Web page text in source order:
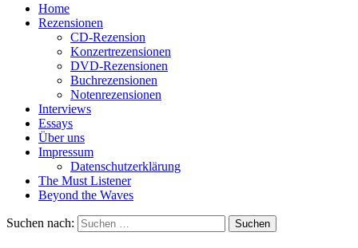
Home
Rezensionen
CD-Rezension
Konzertrezensionen
DVD-Rezensionen
Buchrezensionen
Notenrezensionen
Interviews
Essays
Über uns
Impressum
Datenschutzerklärung
The Must Listener
Beyond the Waves
Suchen nach: